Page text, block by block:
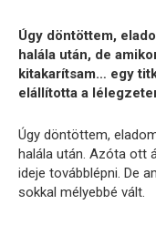
Úgy döntöttem,
halála után, de
kitakarítsam… egy
elállította a
Úgy döntöttem,
halála után. Azóta ott
ideje továbblépni. De
sokkal mélyebbé vált.